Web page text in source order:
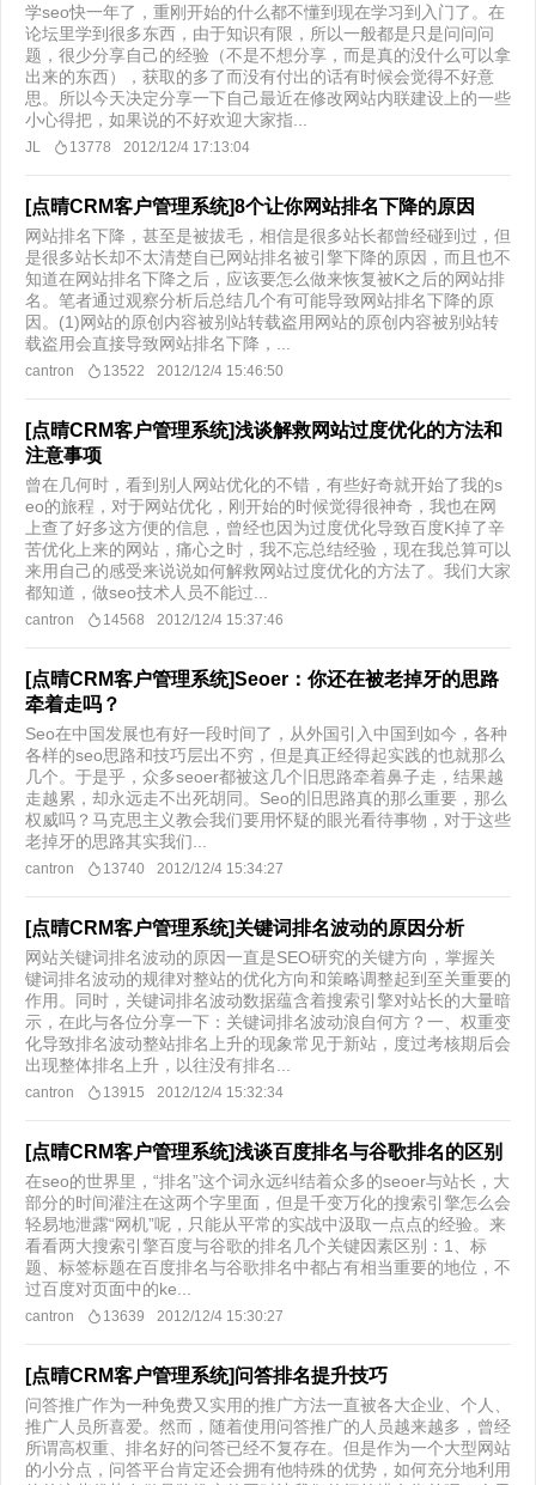
学seo快一年了，重刚开始的什么都不懂到现在学习到入门了。在
论坛里学到很多东西，由于知识有限，所以一般都是只是问问问
题，很少分享自己的经验（不是不想分享，而是真的没什么可以拿
出来的东西），获取的多了而没有付出的话有时候会觉得不好意
思。所以今天决定分享一下自己最近在修改网站内联建设上的一些
小心得把，如果说的不好欢迎大家指...
JL 13778 2012/12/4 17:13:04
[点晴CRM客户管理系统]8个让你网站排名下降的原因
网站排名下降，甚至是被拔毛，相信是很多站长都曾经碰到过，但
是很多站长却不太清楚自已网站排名被引擎下降的原因，而且也不
知道在网站排名下降之后，应该要怎么做来恢复被K之后的网站排
名。笔者通过观察分析后总结几个有可能导致网站排名下降的原
因。(1)网站的原创内容被别站转载盗用网站的原创内容被别站转
载盗用会直接导致网站排名下降，...
cantron 13522 2012/12/4 15:46:50
[点晴CRM客户管理系统]浅谈解救网站过度优化的方法和
注意事项
曾在几何时，看到别人网站优化的不错，有些好奇就开始了我的s
eo的旅程，对于网站优化，刚开始的时候觉得很神奇，我也在网
上查了好多这方便的信息，曾经也因为过度优化导致百度K掉了辛
苦优化上来的网站，痛心之时，我不忘总结经验，现在我总算可以
来用自己的感受来说说如何解救网站过度优化的方法了。我们大家
都知道，做seo技术人员不能过...
cantron 14568 2012/12/4 15:37:46
[点晴CRM客户管理系统]Seoer：你还在被老掉牙的思路
牵着走吗？
Seo在中国发展也有好一段时间了，从外国引入中国到如今，各种
各样的seo思路和技巧层出不穷，但是真正经得起实践的也就那么
几个。于是乎，众多seoer都被这几个旧思路牵着鼻子走，结果越
走越累，却永远走不出死胡同。Seo的旧思路真的那么重要，那么
权威吗？马克思主义教会我们要用怀疑的眼光看待事物，对于这些
老掉牙的思路其实我们...
cantron 13740 2012/12/4 15:34:27
[点晴CRM客户管理系统]关键词排名波动的原因分析
网站关键词排名波动的原因一直是SEO研究的关键方向，掌握关
键词排名波动的规律对整站的优化方向和策略调整起到至关重要的
作用。同时，关键词排名波动数据蕴含着搜索引擎对站长的大量暗
示，在此与各位分享一下：关键词排名波动浪自何方？一、权重变
化导致排名波动整站排名上升的现象常见于新站，度过考核期后会
出现整体排名上升，以往没有排名...
cantron 13915 2012/12/4 15:32:34
[点晴CRM客户管理系统]浅谈百度排名与谷歌排名的区别
在seo的世界里，“排名”这个词永远纠结着众多的seoer与站长，大
部分的时间灌注在这两个字里面，但是千变万化的搜索引擎怎么会
轻易地泄露“网机”呢，只能从平常的实战中汲取一点点的经验。来
看看两大搜索引擎百度与谷歌的排名几个关键因素区别：1、标
题、标签标题在百度排名与谷歌排名中都占有相当重要的地位，不
过百度对页面中的ke...
cantron 13639 2012/12/4 15:30:27
[点晴CRM客户管理系统]问答排名提升技巧
问答推广作为一种免费又实用的推广方法一直被各大企业、个人、
推广人员所喜爱。然而，随着使用问答推广的人员越来越多，曾经
所谓高权重、排名好的问答已经不复存在。但是作为一个大型网站
的小分点，问答平台肯定还会拥有他特殊的优势，如何充分地利用